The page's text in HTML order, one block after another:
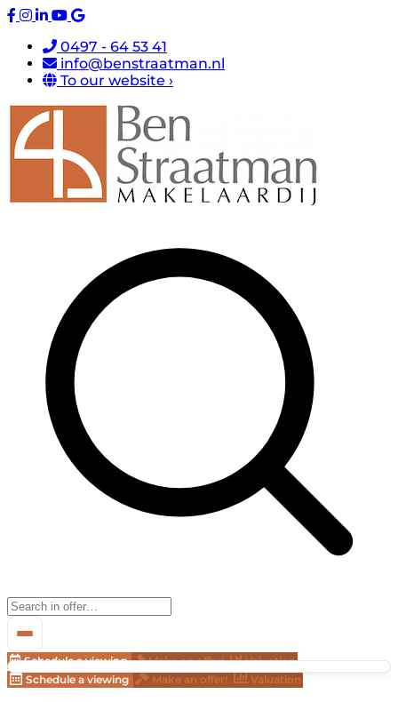
0497 - 64 53 41
info@benstraatman.nl
To our website ›
Schedule a viewing Make an offer!
Valuation
Schedule a viewing
Make an offer! Valuation